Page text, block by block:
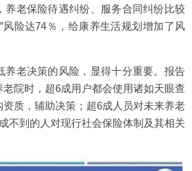
养老保险待遇纠纷、服务合同纠纷比较
风险达74％，给康养生活规划增加了风
养老决策的风险，显得十分重要。报告
院时，超6成用户都会使用诸如天眼查
质，辅助决策；超6成人员对未来养老
不到的人对现行社会保险体制及其相关